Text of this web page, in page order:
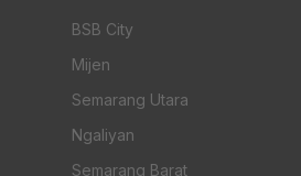
BSB City
Mijen
Semarang Utara
Ngaliyan
Semarang Barat